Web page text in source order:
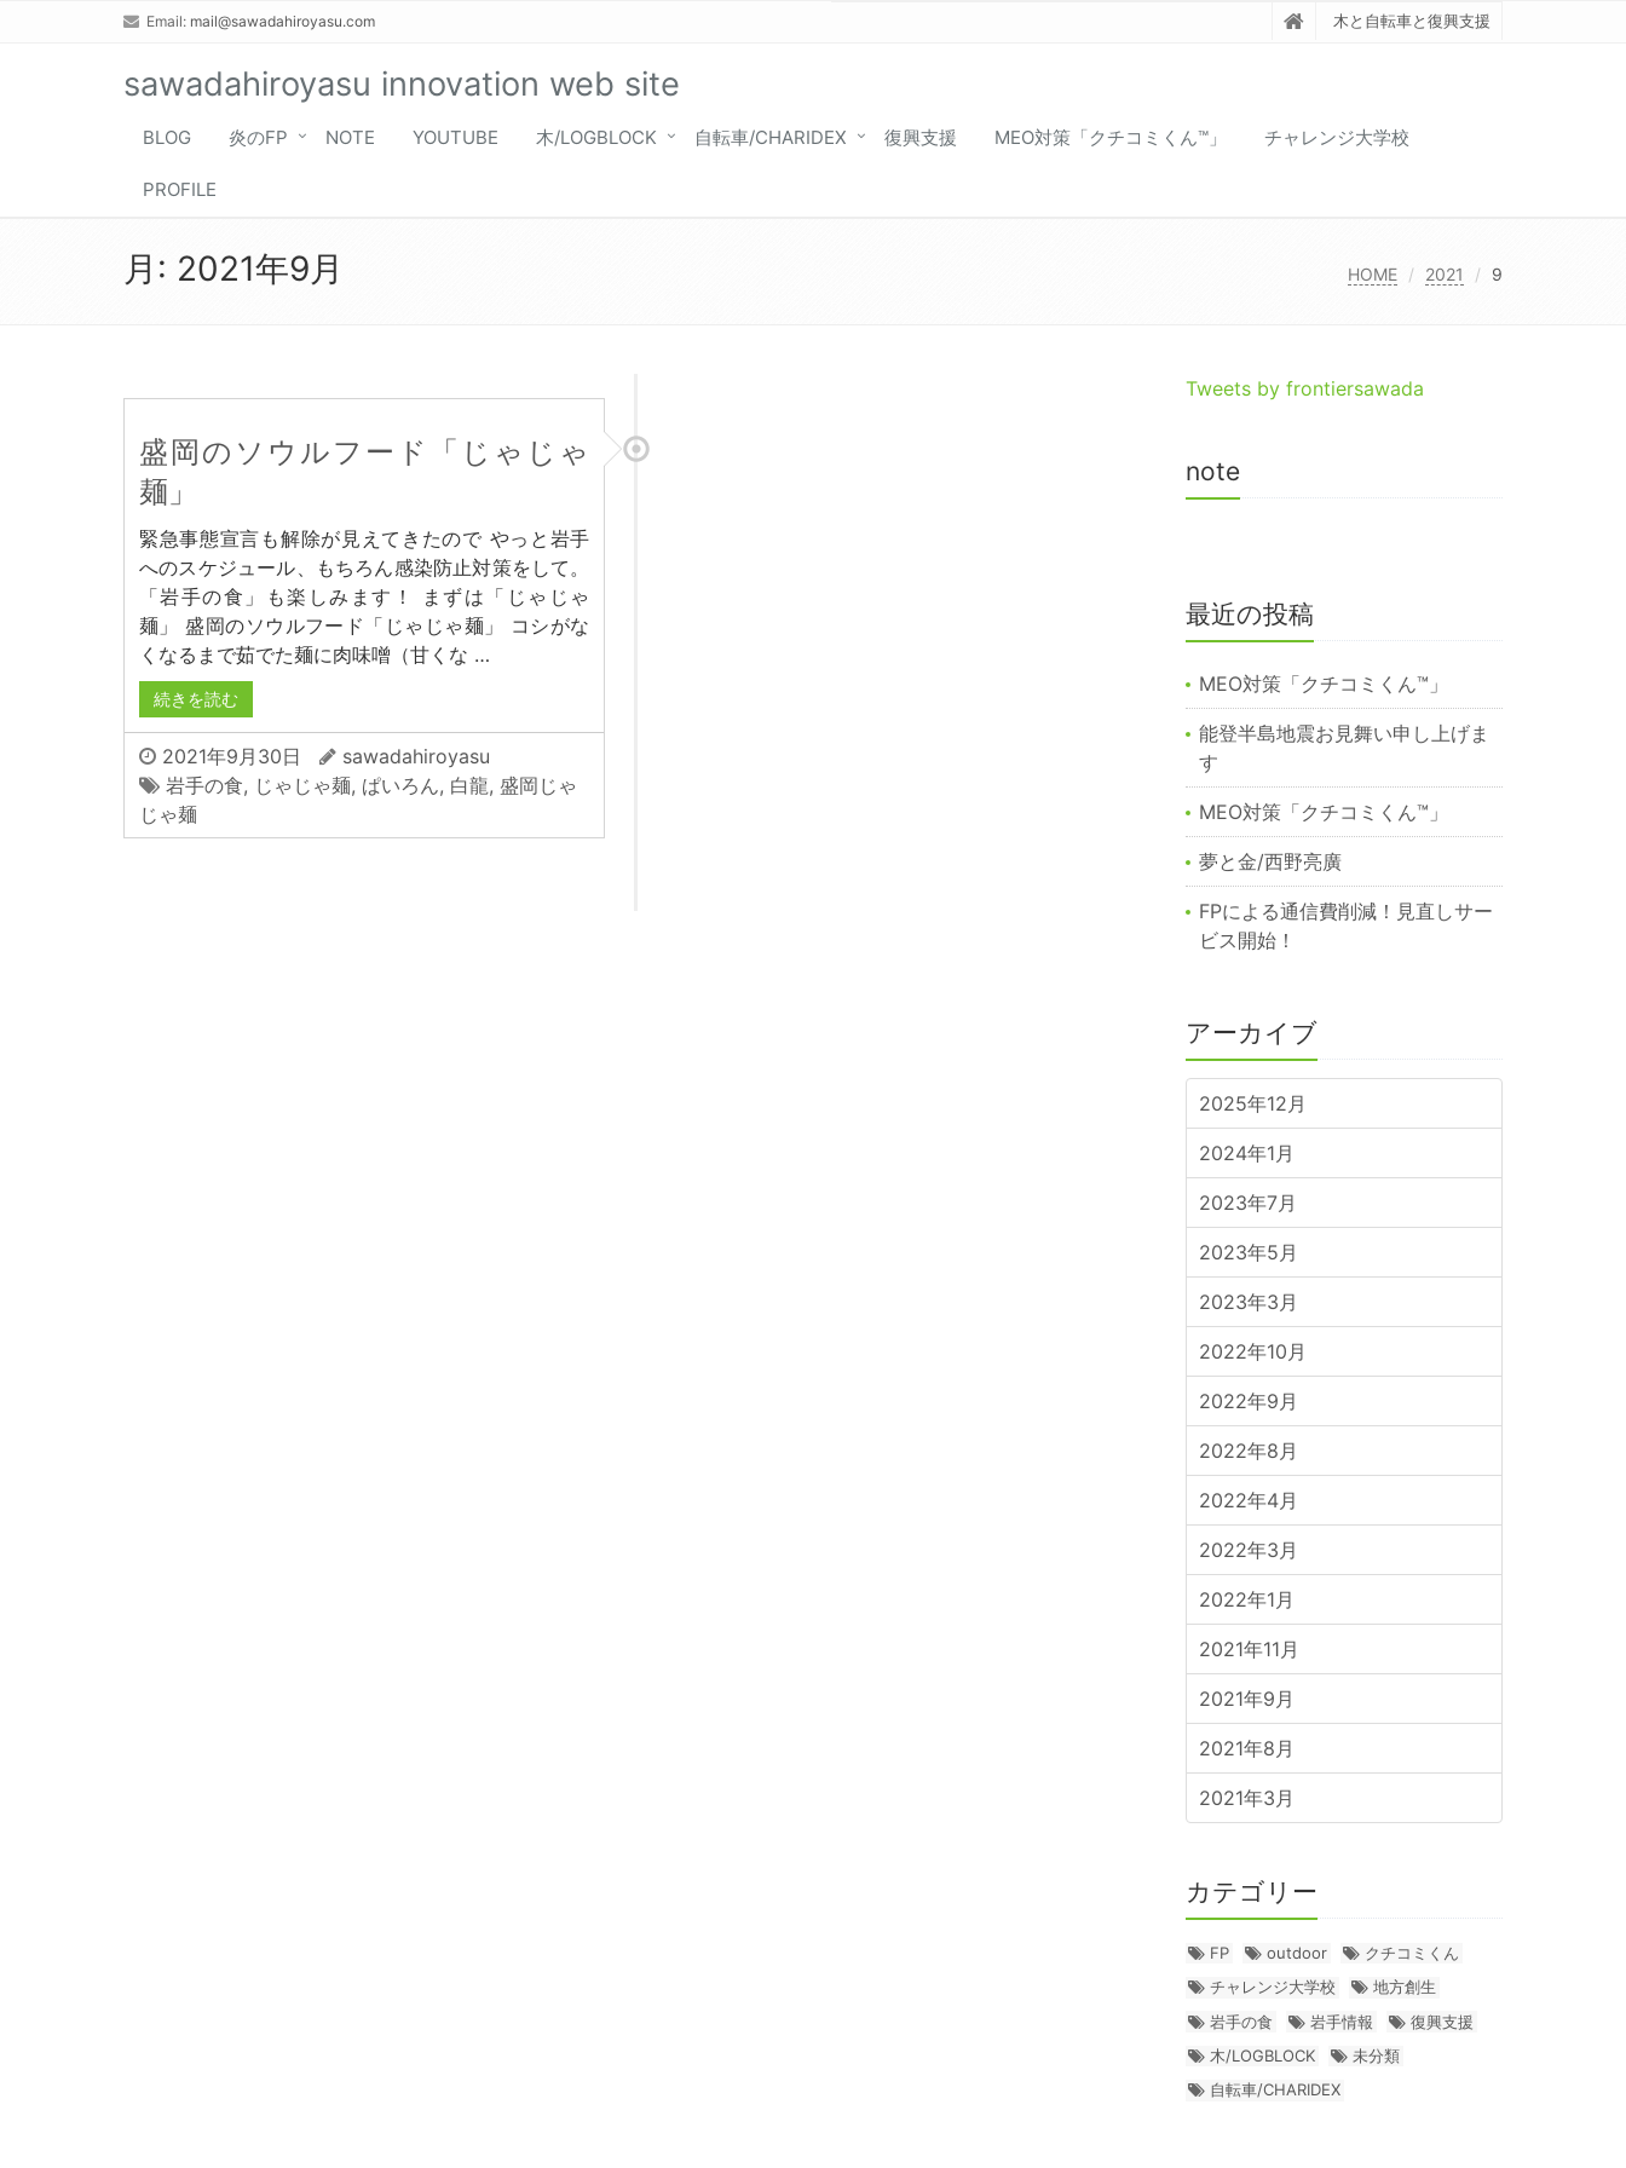
Email: mail@sawadahiroyasu.com 木と自転車と復興支援
sawadahiroyasu innovation web site
BLOG 炎のFP NOTE YOUTUBE 木/LOGBLOCK 自転車/CHARIDEX 復興支援 MEO対策「クチコミくん™️」 チャレンジ大学校
PROFILE
月: 2021年9月 HOME 2021 9
盛岡のソウルフード「じゃじゃ
麺」
緊急事態宣言も解除が見えてきたので やっと岩手
へのスケジュール、もちろん感染防止対策をして。
「岩手の食」も楽しみます！ まずは「じゃじゃ
麺」 盛岡のソウルフード「じゃじゃ麺」 コシがな
くなるまで茹でた麺に肉味噌（甘くな …
続きを読む
2021年9月30日
sawadahiroyasu
岩手の食, じゃじゃ麺, ぱいろん, 白龍, 盛岡じゃ
じゃ麺
Tweets by frontiersawada
note
最近の投稿
MEO対策「クチコミくん™︎」
能登半島地震お見舞い申し上げま
す
MEO対策「クチコミくん™️」
夢と金/西野亮廣
FPによる通信費削減！見直しサー
ビス開始！
アーカイブ
2025年12月
2024年1月
2023年7月
2023年5月
2023年3月
2022年10月
2022年9月
2022年8月
2022年4月
2022年3月
2022年1月
2021年11月
2021年9月
2021年8月
2021年3月
カテゴリー
FP outdoor
クチコミくん
チャレンジ大学校
地方創生
岩手の食
岩手情報
復興支援
木/LOGBLOCK
未分類
自転車/CHARIDEX